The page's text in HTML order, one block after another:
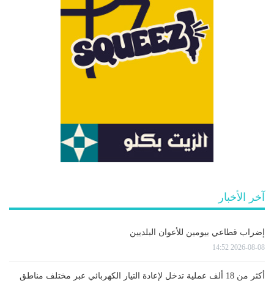
آخر الأخبار
إضراب قطاعي بيومين للأعوان البلديين
2026-08-08 14:52
أكثر من 18 ألف عملية تدخل لإعادة التيار الكهربائي عبر مختلف مناطق